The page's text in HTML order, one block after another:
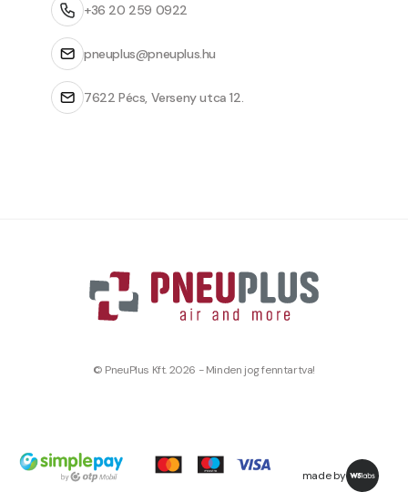
+36 20 259 0922
pneuplus@pneuplus.hu
7622 Pécs, Verseny utca 12.
© PneuPlus Kft. 2026 - Minden jog fenntartva!
made by